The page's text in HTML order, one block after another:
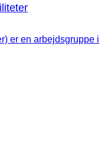
er en arbejdsgruppe i